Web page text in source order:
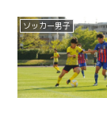
ソッカー男子